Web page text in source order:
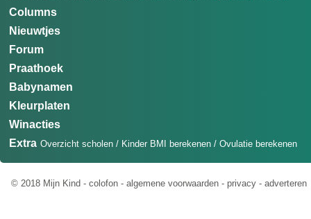
Columns
Nieuwtjes
Forum
Praathoek
Babynamen
Kleurplaten
Winacties
Extra Overzicht scholen / Kinder BMI berekenen / Ovulatie berekenen
© 2018 Mijn Kind - colofon - algemene voorwaarden - privacy - adverteren